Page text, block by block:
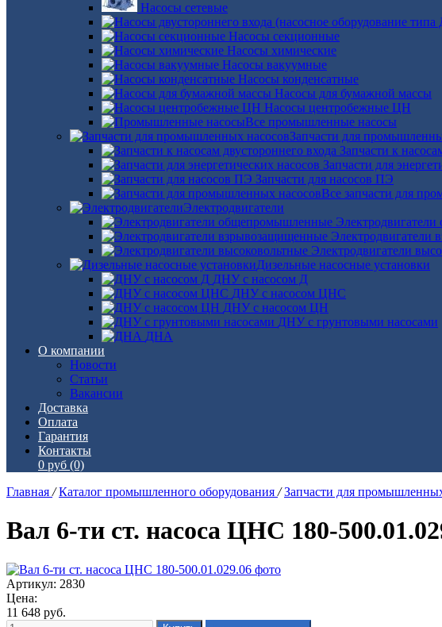
Насосы сетевые
Насосы секционные
Насосы химические
Насосы вакуумные
Насосы конденсатные
Насосы для бумажной массы
Насосы центробежные ЦН
Все промышленные насосы
Запчасти для
Запчасти к
Запчасти для
Запчасти для насосов ПЭ
Все запчасти для
Электродвигатели
Электродвигатели
Электродвигатели
Дизельные насосные установки
ДНУ с насосом Д
ДНУ с насосом ЦНС
ДНУ с насосом ЦН
ДНУ с грунтовыми насосами
ДНА
О компании
Новости
Статьи
Вакансии
Доставка
Оплата
Гарантия
Контакты
0 руб (0)
Главная / Каталог промышленного оборудования / Запчасти для
Вал 6-ти ст. насоса ЦНС 180-
Артикул: 2830
Цена:
11 648 руб.